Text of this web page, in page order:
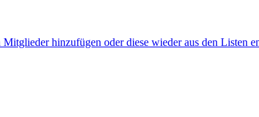
hinzufügen oder diese wieder aus den Listen